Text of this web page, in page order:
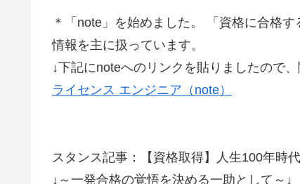
＊「note」を始めました。 「資格に合格
情報を主に扱っています。
↓下記にnoteへのリンクを貼りましたので
ライセンス エンジニア（note）
スタンス記事：【資格取得】人生100年時
↓～一発合格の覚悟を決める一助として～↓